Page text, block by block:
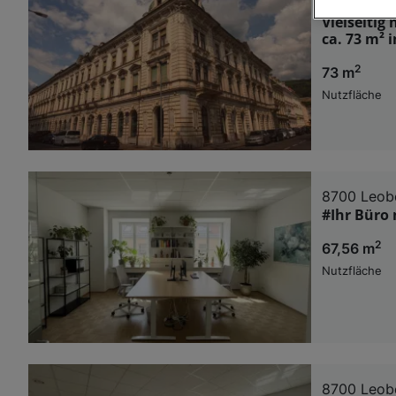
Vielseitig
ca. 73 m²
73 m2
Nutzfläche
8700
#Ihr Büro
67,56 m2
Nutzfläche
8700
Wir und
auf